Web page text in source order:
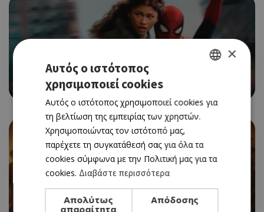
SPIDER-MAN: BRAND NEW DAY
06/08/2026 - 12/08/2026
EVIL DEAD BURN
06/08/2026 - 12/08/2026
ENGLISH
×
Αυτός ο ιστότοπος
χρησιμοποιεί cookies
Αυτός ο ιστότοπος χρησιμοποιεί cookies για
τη βελτίωση της εμπειρίας των χρηστών.
Χρησιμοποιώντας τον ιστότοπό μας,
παρέχετε τη συγκατάθεσή σας για όλα τα
cookies σύμφωνα με την Πολιτική μας για τα
cookies. Διαβάστε περισσότερα
Απολύτως
απαραίτητα
Απόδοσης